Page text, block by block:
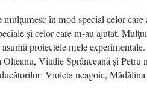
mulţumesc în mod special celor
și celor care m-au ajutat.
proiectele mele
Vitalie Sprânceană și Petru
Violeta neagoie,